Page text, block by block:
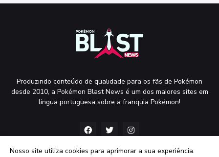
Produzindo conteúdo de qualidade para os fãs de Pokémon
desde 2010, a Pokémon Blast News é um dos maiores sites em
língua portuguesa sobre a franquia Pokémon!
Nosso site utiliza cookies para aprimorar a sua experiência.